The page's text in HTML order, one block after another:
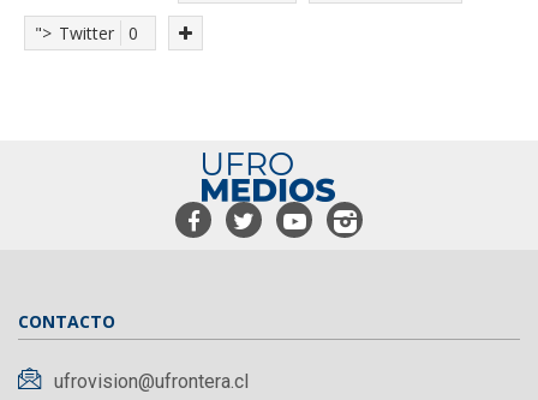
"> Twitter 0
CONTACTO
ufrovision@ufrontera.cl